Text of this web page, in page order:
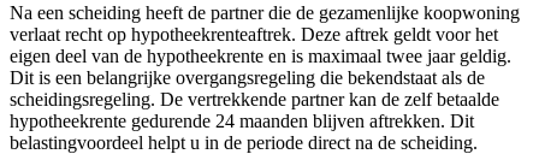
Na een scheiding heeft de partner die de gezamenlijke koopwoning
verlaat recht op hypotheekrenteaftrek. Deze aftrek geldt voor het
eigen deel van de hypotheekrente en is maximaal twee jaar geldig.
Dit is een belangrijke overgangsregeling die bekendstaat als de
scheidingsregeling. De vertrekkende partner kan de zelf betaalde
hypotheekrente gedurende 24 maanden blijven aftrekken. Dit
belastingvoordeel helpt u in de periode direct na de scheiding.